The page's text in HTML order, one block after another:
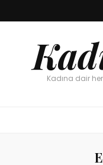
Kadına dair